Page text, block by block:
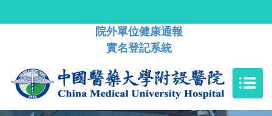
院外單位健康通報
實名登記系統